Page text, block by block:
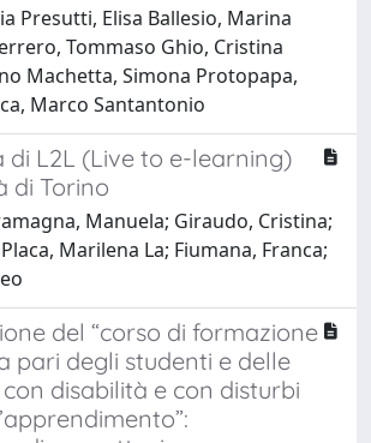
Presutti, Elisa Ballesio, Marina
Tommaso Ghio, Cristina
Machetta, Simona Protopapa,
Marco Santantonio
di L2L (Live to e-learning)
di Torino
Manuela; Giraudo, Cristina;
Marilena La; Fiumana, Franca;
del “corso di formazione
pari degli studenti e delle
disabilità e con disturbi